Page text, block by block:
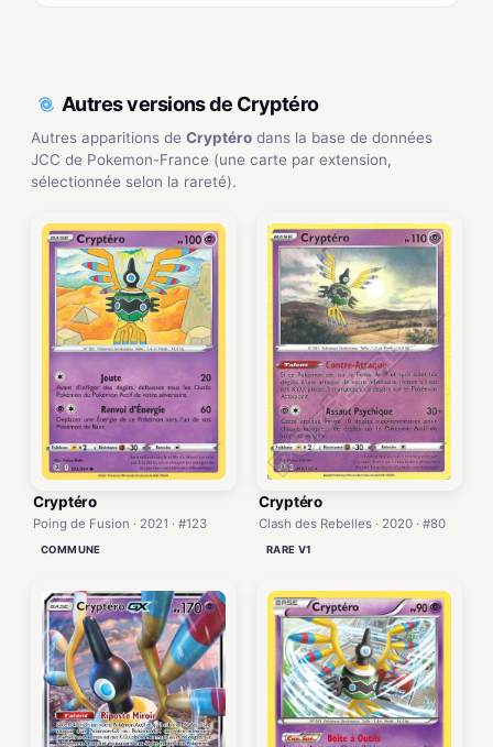
Autres versions de Cryptéro
Autres apparitions de Cryptéro dans la base de données
JCC de Pokemon-France (une carte par extension,
sélectionnée selon la rareté).
Cryptéro
Poing de Fusion · 2021 · #123
COMMUNE
Cryptéro
Clash des Rebelles · 2020 · #80
RARE V1